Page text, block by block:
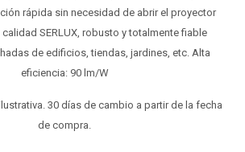
rápida sin necesidad de abrir el proyector
SERLUX, robusto y totalmente fiable
de edificios, tiendas, jardines, etc. Alta
eficiencia: 90 lm/W
30 días de cambio a partir de la fecha
de compra.